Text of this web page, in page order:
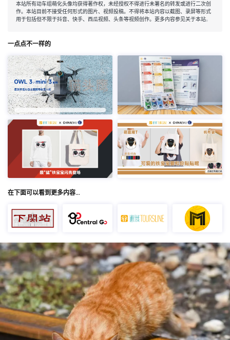
本站所有动车组萌化头像均获得著作权，未经授权不得进行未署名的转发或进行二次创
作。本站目前不接受任何形式的图片、视频投稿。不得将本站内容以截图、录屏等形式
用于包括但不限于抖音、快手、西瓜视频、头条等视频创作。更多内容参见关于本站。
一点点不一样的
在下面可以看到更多内容…